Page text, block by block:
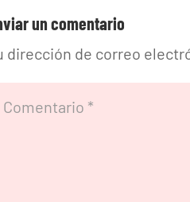
un comentario
dirección de correo